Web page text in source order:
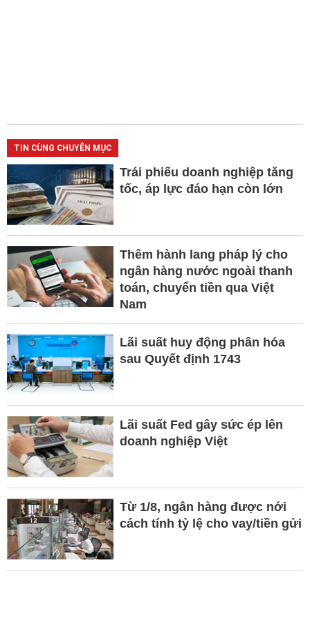
TIN CÙNG CHUYÊN MỤC
Trái phiếu doanh nghiệp tăng
tốc, áp lực đáo hạn còn lớn
Thêm hành lang pháp lý cho
ngân hàng nước ngoài thanh
toán, chuyển tiền qua Việt
Nam
Lãi suất huy động phân hóa
sau Quyết định 1743
Lãi suất Fed gây sức ép lên
doanh nghiệp Việt
Từ 1/8, ngân hàng được nới
cách tính tỷ lệ cho vay/tiền gửi